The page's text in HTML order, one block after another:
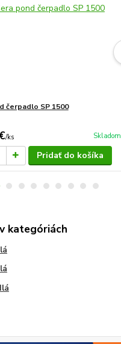
čerpadlo SP 1500
/ks Skladom
Pridať do košíka
kategóriách